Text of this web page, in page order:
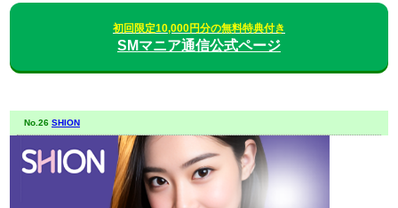
初回限定10,000円分の無料特典付き
SMマニア通信公式ページ
No.26 SHION